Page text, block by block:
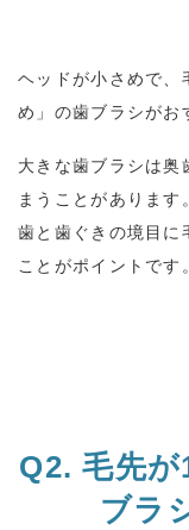
ヘッドが小さめで、
め」の歯ブラシがお
大きな歯ブラシは奥
まうことがあります
歯と歯ぐきの境目に
ことがポイントです
Q2.毛先が
ブラ